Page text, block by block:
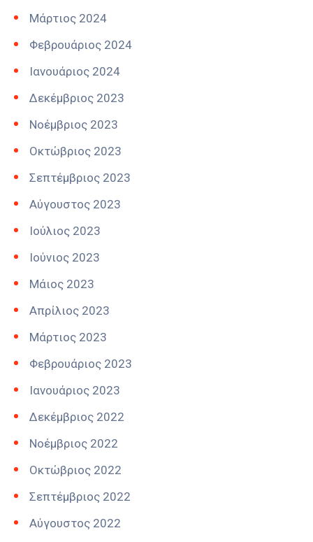
Μάρτιος 2024
Φεβρουάριος 2024
Ιανουάριος 2024
Δεκέμβριος 2023
Νοέμβριος 2023
Οκτώβριος 2023
Σεπτέμβριος 2023
Αύγουστος 2023
Ιούλιος 2023
Ιούνιος 2023
Μάιος 2023
Απρίλιος 2023
Μάρτιος 2023
Φεβρουάριος 2023
Ιανουάριος 2023
Δεκέμβριος 2022
Νοέμβριος 2022
Οκτώβριος 2022
Σεπτέμβριος 2022
Αύγουστος 2022